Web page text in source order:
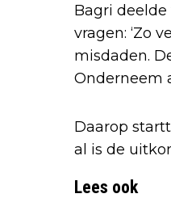
Bagri
vragen: ‘Zo
misdaden.
Onderneem
Daarop
al is de
Lees ook